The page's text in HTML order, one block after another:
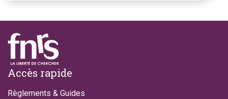
Footer
Accès rapide
Règlements & Guides